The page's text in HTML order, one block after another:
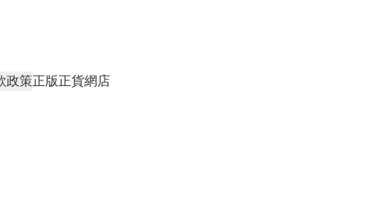
政策正版正貨網店